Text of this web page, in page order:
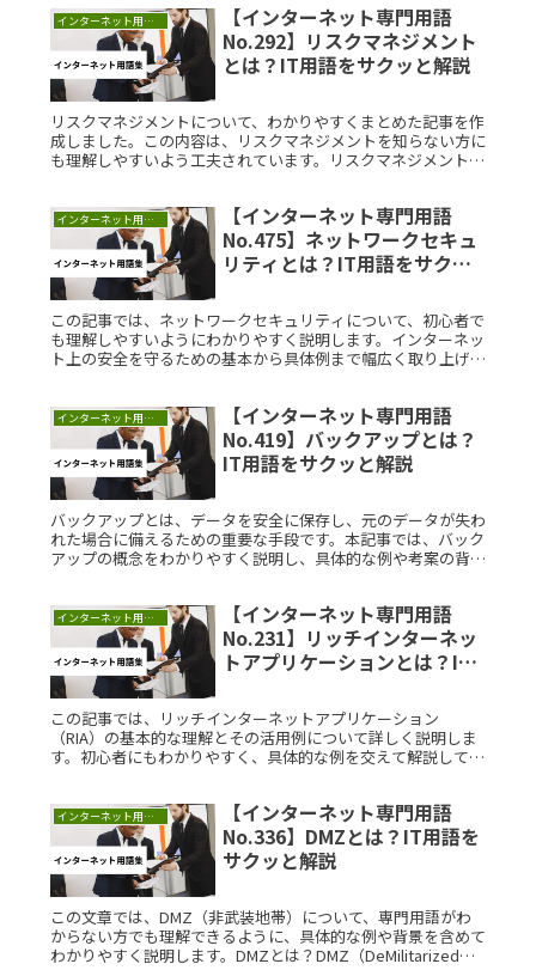
インターネット用語集
【インターネット専門用語
No.292】リスクマネジメント
とは？IT用語をサクッと解説
リスクマネジメントについて、わかりやすくまとめた記事を作
成しました。この内容は、リスクマネジメントを知らない方に
も理解しやすいよう工夫されています。リスクマネジメントと
インターネット用語集
【インターネット専門用語
No.475】ネットワークセキュ
リティとは？IT用語をサクッ
この記事では、ネットワークセキュリティについて、初心者で
も理解しやすいようにわかりやすく説明します。インターネッ
ト上の安全を守るための基本から具体例まで幅広く取り上げて
インターネット用語集
【インターネット専門用語
No.419】バックアップとは？
IT用語をサクッと解説
バックアップとは、データを安全に保存し、元のデータが失わ
れた場合に備えるための重要な手段です。本記事では、バック
アップの概念をわかりやすく説明し、具体的な例や考案の背景
インターネット用語集
【インターネット専門用語
No.231】リッチインターネッ
トアプリケーションとは？IT
この記事では、リッチインターネットアプリケーション
（RIA）の基本的な理解とその活用例について詳しく説明しま
す。初心者にもわかりやすく、具体的な例を交えて解説してい
インターネット用語集
【インターネット専門用語
No.336】DMZとは？IT用語を
サクッと解説
この文章では、DMZ（非武装地帯）について、専門用語がわ
からない方でも理解できるように、具体的な例や背景を含めて
わかりやすく説明します。DMZとは？DMZ（DeMilitarized